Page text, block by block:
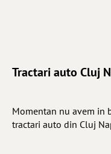
Tractari auto Cluj
Momentan nu avem in
tractari auto din Cluj